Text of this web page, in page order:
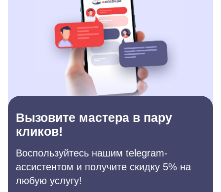
Вызовите мастера в пару
кликов!
Воспользуйтесь нашим telegram-
ассистентом и получите скидку 5% на
любую услугу!